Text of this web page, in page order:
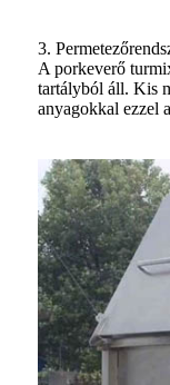
3.
A porkeverő
tartályból áll. Kis
anyagokkal ezzel